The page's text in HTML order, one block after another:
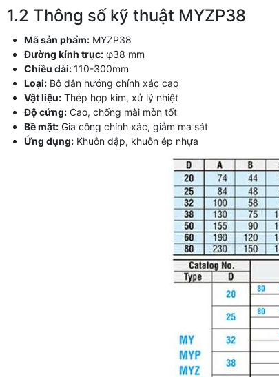
1.2 Thông số kỹ thuật MYZP38
Mã sản phẩm: MYZP38
Đường kính trục: φ38 mm
Chiều dài:110-300mm
Loại: Bộ dẫn hướng chính xác cao
Vật liệu: Thép hợp kim, xử lý nhiệt
Độ cứng: Cao, chống mài mòn tốt
Bề mặt: Gia công chính xác, giảm ma sát
Ứng dụng: Khuôn dập, khuôn ép nhựa